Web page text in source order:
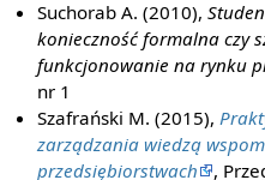
Suchorab A. (2010),
konieczność formalna czy
funkcjonowanie na rynku
nr 1
Szafrański M. (2015),
zarządzania wiedzą
przedsiębiorstwach
,